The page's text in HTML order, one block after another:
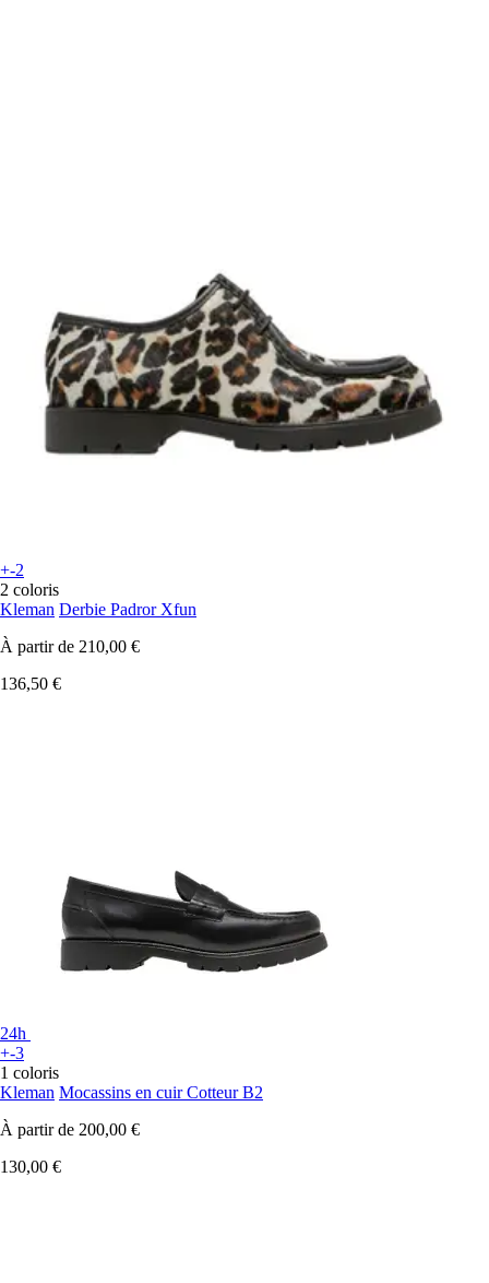
+-2
2 coloris
Kleman Derbie Padror Xfun
À partir de 210,00 €
136,50 €
24h
+-3
1 coloris
Kleman Mocassins en cuir Cotteur B2
À partir de 200,00 €
130,00 €